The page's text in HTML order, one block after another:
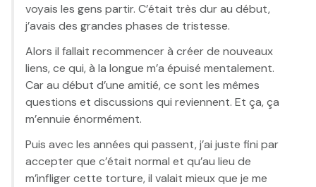
voyais les gens partir. C’était très dur au début,
j’avais des grandes phases de tristesse.
Alors il fallait recommencer à créer de nouveaux
liens, ce qui, à la longue m’a épuisé mentalement.
Car au début d’une amitié, ce sont les mêmes
questions et discussions qui reviennent. Et ça, ça
m’ennuie énormément.
Puis avec les années qui passent, j’ai juste fini par
accepter que c’était normal et qu’au lieu de
m’infliger cette torture, il valait mieux que je me